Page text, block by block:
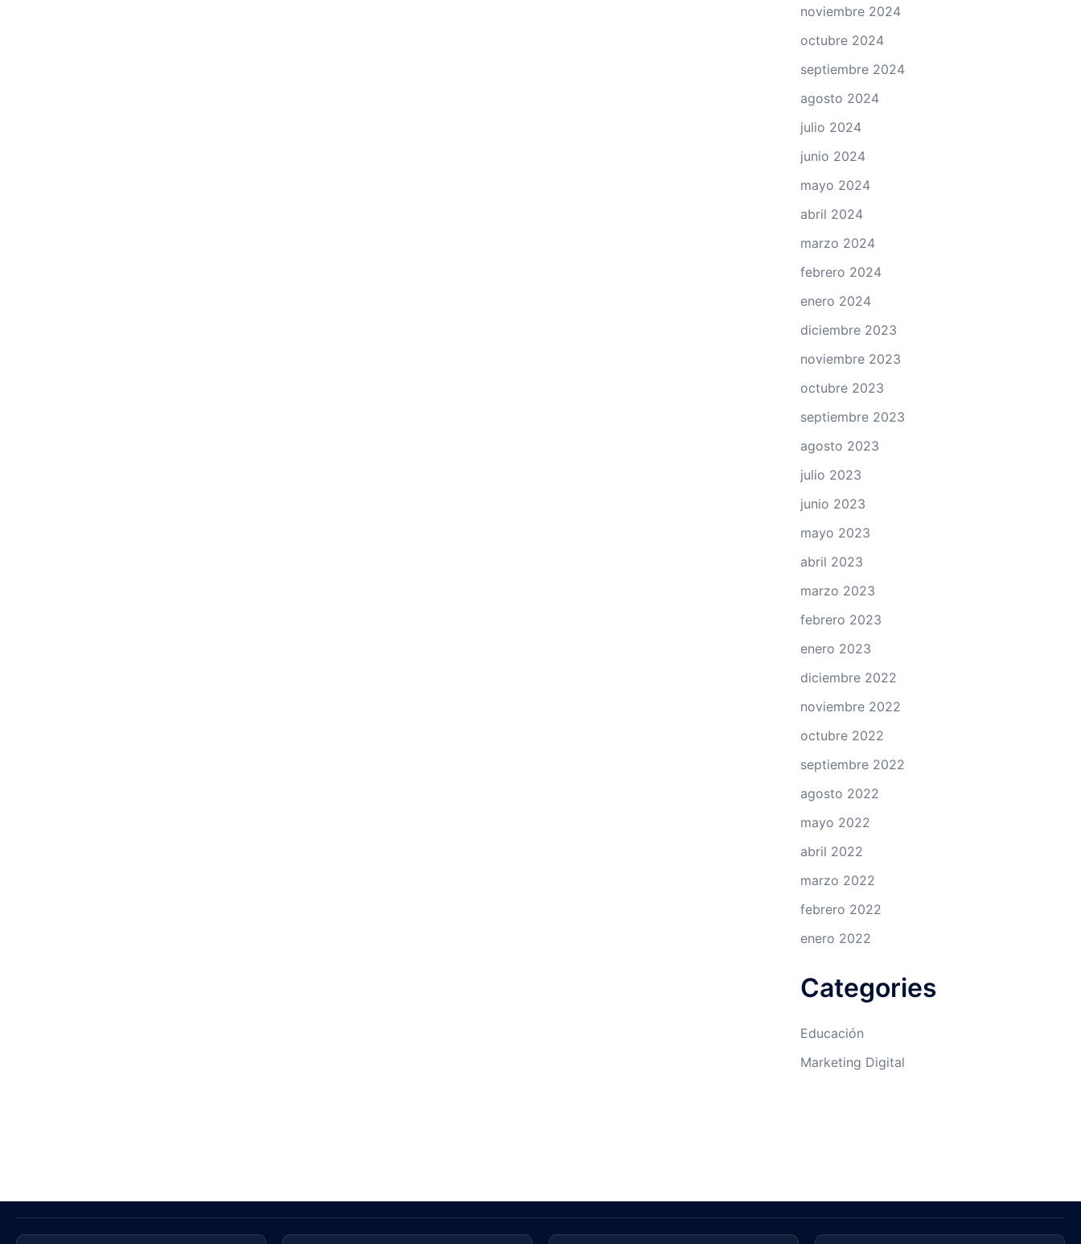
noviembre 2024
octubre 2024
septiembre 2024
agosto 2024
julio 2024
junio 2024
mayo 2024
abril 2024
marzo 2024
febrero 2024
enero 2024
diciembre 2023
noviembre 2023
octubre 2023
septiembre 2023
agosto 2023
julio 2023
junio 2023
mayo 2023
abril 2023
marzo 2023
febrero 2023
enero 2023
diciembre 2022
noviembre 2022
octubre 2022
septiembre 2022
agosto 2022
mayo 2022
abril 2022
marzo 2022
febrero 2022
enero 2022
Categories
Educación
Marketing Digital